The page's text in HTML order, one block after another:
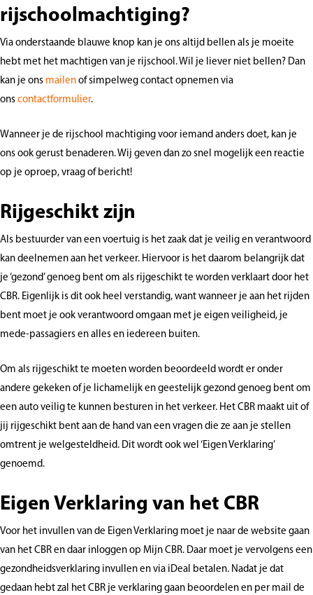
rijschoolmachtiging?
Via onderstaande blauwe knop kan je ons altijd bellen als je moeite
hebt met het machtigen van je rijschool. Wil je liever niet bellen? Dan
kan je ons mailenof simpelweg contact opnemen via
onscontactformulier.
Wanneer je de rijschool machtiging voor iemand anders doet, kan je
ons ook gerust benaderen. Wij geven dan zo snel mogelijk een reactie
op je oproep, vraag of bericht!
Rijgeschikt zijn
Als bestuurder van een voertuig is het zaak dat je veilig en verantwoord
kan deelnemen aan het verkeer. Hiervoor is het daarom belangrijk dat
je ‘gezond’ genoeg bent om als rijgeschikt te worden verklaart door het
CBR. Eigenlijk is dit ook heel verstandig, want wanneer je aan het rijden
bent moet je ook verantwoord omgaan met je eigen veiligheid, je
mede-passagiers en alles en iedereen buiten.
Om als rijgeschikt te moeten worden beoordeeld wordt er onder
andere gekeken of je lichamelijk en geestelijk gezond genoeg bent om
een auto veilig te kunnen besturen in het verkeer. Het CBR maakt uit of
jij rijgeschikt bent aan de hand van een vragen die ze aan je stellen
omtrent je welgesteldheid. Dit wordt ook wel ‘Eigen Verklaring’
genoemd.
Eigen Verklaring van het CBR
Voor het invullen van de Eigen Verklaring moet je naar de website gaan
van het CBR en daar inloggen op Mijn CBR. Daar moet je vervolgens een
gezondheidsverklaring invullen en via iDeal betalen. Nadat je dat
gedaan hebt zal het CBR je verklaring gaan beoordelen en per mail de